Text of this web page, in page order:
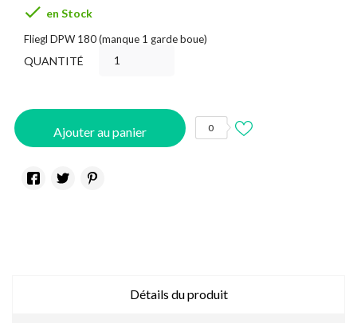
 en Stock
Fliegl DPW 180 (manque 1 garde boue)
QUANTITÉ
Ajouter au panier 0
Détails du produit